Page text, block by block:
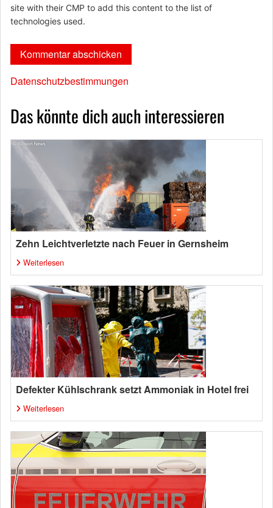
site with their CMP to add this content to the list of
technologies used.
Datenschutzbestimmungen
Das könnte dich auch interessieren
Zehn Leichtverletzte nach Feuer in Gernsheim
Weiterlesen
Defekter Kühlschrank setzt Ammoniak in Hotel frei
Weiterlesen